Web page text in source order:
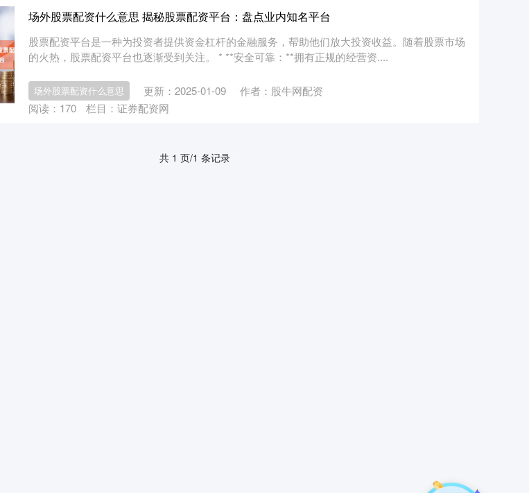
场外股票配资什么意思 揭秘股票配资平台：盘点业内知名平台
股票配资平台是一种为投资者提供资金杠杆的金融服务，帮助他们放大投资收益。随着股票市场
的火热，股票配资平台也逐渐受到关注。 * **安全可靠：**拥有正规的经营资....
场外股票配资什么意思 更新：2025-01-09
作者：股牛网配资
阅读： 170 栏目： 证券配资网
共 1 页/1 条记录